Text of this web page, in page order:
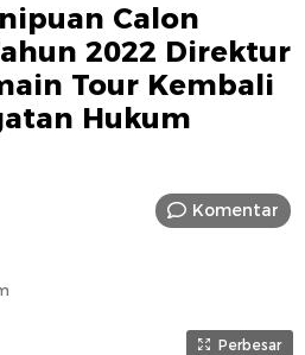
Calon
2022 Direktur
Tour Kembali
Hukum
Komentar
Perbesar